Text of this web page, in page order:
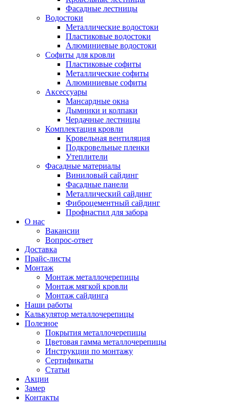
Фасадные лестницы
Водостоки
Металлические водостоки
Пластиковые водостоки
Алюминиевые водостоки
Софиты для кровли
Пластиковые софиты
Металлические софиты
Алюминиевые софиты
Аксессуары
Мансардные окна
Дымники и колпаки
Чердачные лестницы
Комплектация кровли
Кровельная вентиляция
Подкровельные пленки
Утеплители
Фасадные материалы
Виниловый сайдинг
Фасадные панели
Металлический сайдинг
Фиброцементный сайдинг
Профнастил для забора
О нас
Вакансии
Вопрос-ответ
Доставка
Прайс-листы
Монтаж
Монтаж металлочерепицы
Монтаж мягкой кровли
Монтаж сайдинга
Наши работы
Калькулятор металлочерепицы
Полезное
Покрытия металлочерепицы
Цветовая гамма металлочерепицы
Инструкции по монтажу
Сертификаты
Статьи
Акции
Замер
Контакты